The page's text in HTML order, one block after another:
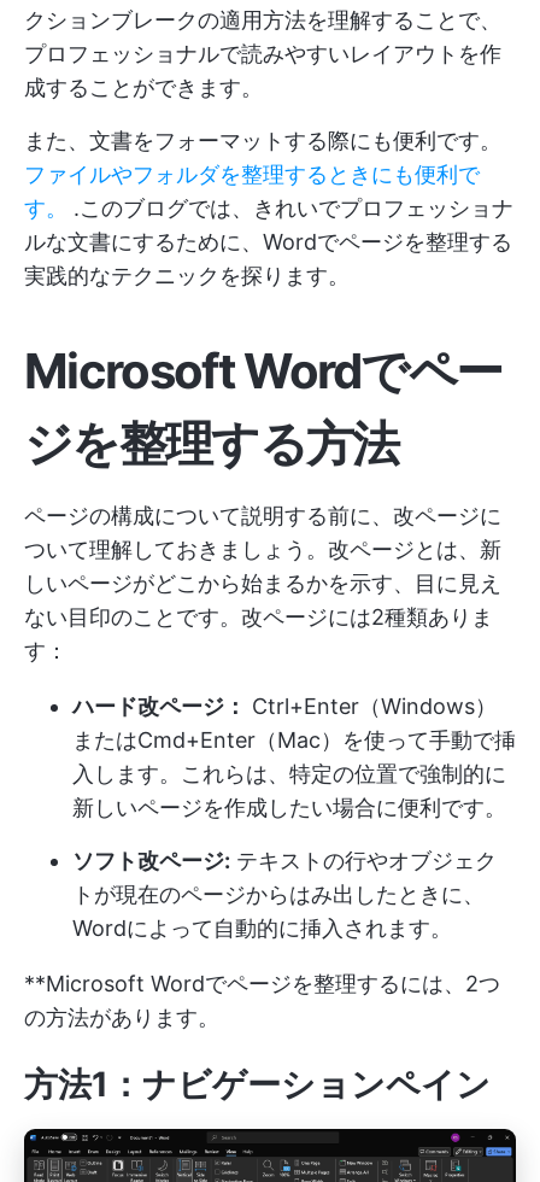
クションブレークの適用方法を理解することで、
プロフェッショナルで読みやすいレイアウトを作
成することができます。
また、文書をフォーマットする際にも便利です。
ファイルやフォルダを整理するときにも便利で
す。
.このブログでは、きれいでプロフェッショナ
ルな文書にするために、Wordでページを整理する
実践的なテクニックを探ります。
Microsoft Wordでペー
ジを整理する方法
ページの構成について説明する前に、改ページに
ついて理解しておきましょう。改ページとは、新
しいページがどこから始まるかを示す、目に見え
ない目印のことです。改ページには2種類ありま
す：
ハード改ページ：
Ctrl+Enter（Windows）
またはCmd+Enter（Mac）を使って手動で挿
入します。これらは、特定の位置で強制的に
新しいページを作成したい場合に便利です。
ソフト改ページ: テキストの行やオブジェク
トが現在のページからはみ出したときに、
Wordによって自動的に挿入されます。
**Microsoft Wordでページを整理するには、2つ
の方法があります。
方法1：ナビゲーションペイン